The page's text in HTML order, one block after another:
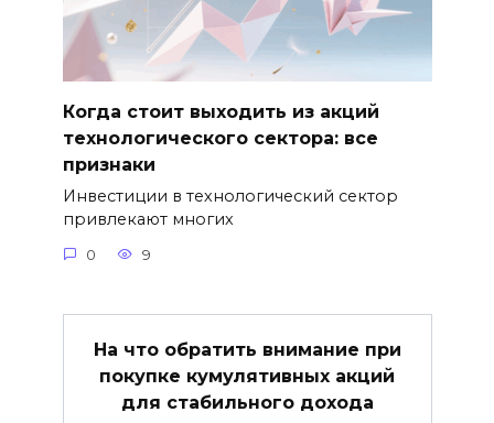
Когда стоит выходить из акций
технологического сектора: все
признаки
Инвестиции в технологический сектор
привлекают многих
0 9
На что обратить внимание при
покупке кумулятивных акций
для стабильного дохода